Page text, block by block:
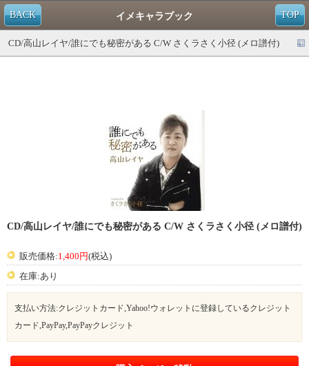
TOP
BACK イメキャラブック
CD/高山レイヤ/誰にでも秘密がある C/W さくラさく小径 (メロ譜付)
CD/高山レイヤ/誰にでも秘密がある C/W さくラさく小径 (メロ譜付)
販売価格:1,400円(税込)
在庫:あり
支払い方法:クレジットカード,Yahoo!ウォレットに登録しているクレジット
カード,PayPay,PayPayクレジット